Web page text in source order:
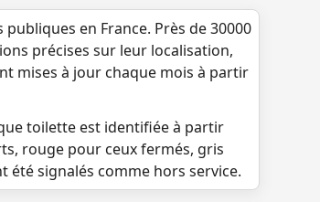
en France. Près de 30000
précises sur leur localisation,
mises à jour chaque mois à partir
toilette est identifiée à partir
rouge pour ceux fermés, gris
signalés comme hors service.